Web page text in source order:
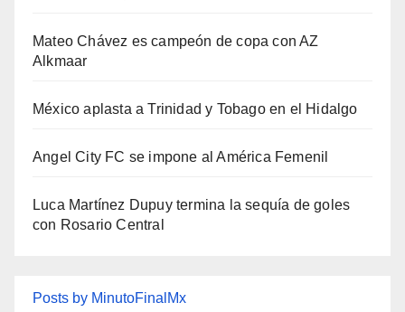
Mateo Chávez es campeón de copa con AZ
Alkmaar
México aplasta a Trinidad y Tobago en el Hidalgo
Angel City FC se impone al América Femenil
Luca Martínez Dupuy termina la sequía de goles
con Rosario Central
Posts by MinutoFinalMx